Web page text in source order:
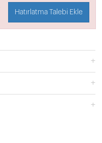
Hatırlatma Talebi Ekle